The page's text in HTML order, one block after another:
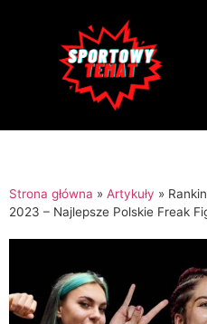
Strona główna » Artykuły »
2023 – Najlepsze Polskie Freak